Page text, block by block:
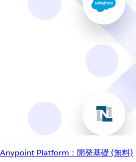
Anypoint Platform：開発基礎 (無料)